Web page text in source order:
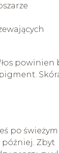
powinien
po świeżym
później. Zbyt